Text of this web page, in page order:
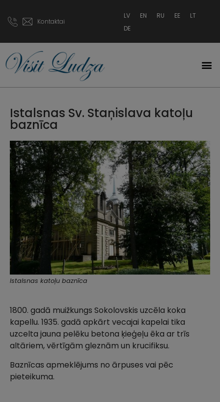
Kontaktai
LV EN RU EE
LT
DE
Istalsnas Sv. Staņislava katoļu
baznīca
Istalsnas katoļu baznīca
1800. gadā muižkungs Sokolovskis uzcēla koka
kapellu. 1935. gadā apkārt vecajai kapelai tika
uzcelta jauna pelēku betona ķieģeļu ēka ar trīs
altāriem, vērtīgām gleznām un krucifiksu.
Baznīcas apmeklējums no ārpuses vai pēc
pieteikuma.